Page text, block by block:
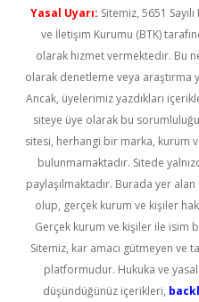
Yasal Uyarı: Sitemiz, 5651
ve İletişim Kurumu (BTK)
olarak hizmet vermektedir. Bu
olarak denetleme veya araştırma
Ancak, üyelerimiz yazdıkları
siteye üye olarak bu
sitesi, herhangi bir marka, kurum
bulunmamaktadır. Sitede
paylaşılmaktadır. Burada yer
olup, gerçek kurum ve kişiler
Gerçek kurum ve kişiler ile isim
Sitemiz, kar amacı gütmeyen ve
platformudur. Hukuka ve
düşündüğünüz içerikleri,